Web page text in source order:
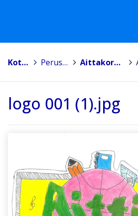
Kotka Peruskoulut > Aittakorven koulu
logo 001 (1).jpg